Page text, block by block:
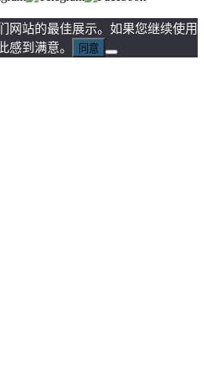
网站的最佳展示。如果您继续使用
感到满意。
同意